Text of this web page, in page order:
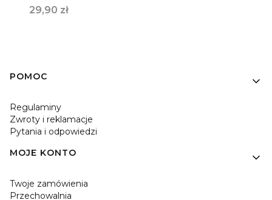
Cena
29,90 zł
Linki w stopce
POMOC
Regulaminy
Zwroty i reklamacje
Pytania i odpowiedzi
MOJE KONTO
Twoje zamówienia
Przechowalnia